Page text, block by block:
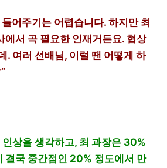
어주기는 어렵습니다. 하지만 최
에서 곡 필요한 인재거든요. 협상
. 여러 선배님, 이럴 땐 어떻게 하
인상을 생각하고, 최 과장은 30%
결국 중간점인 20% 정도에서 만